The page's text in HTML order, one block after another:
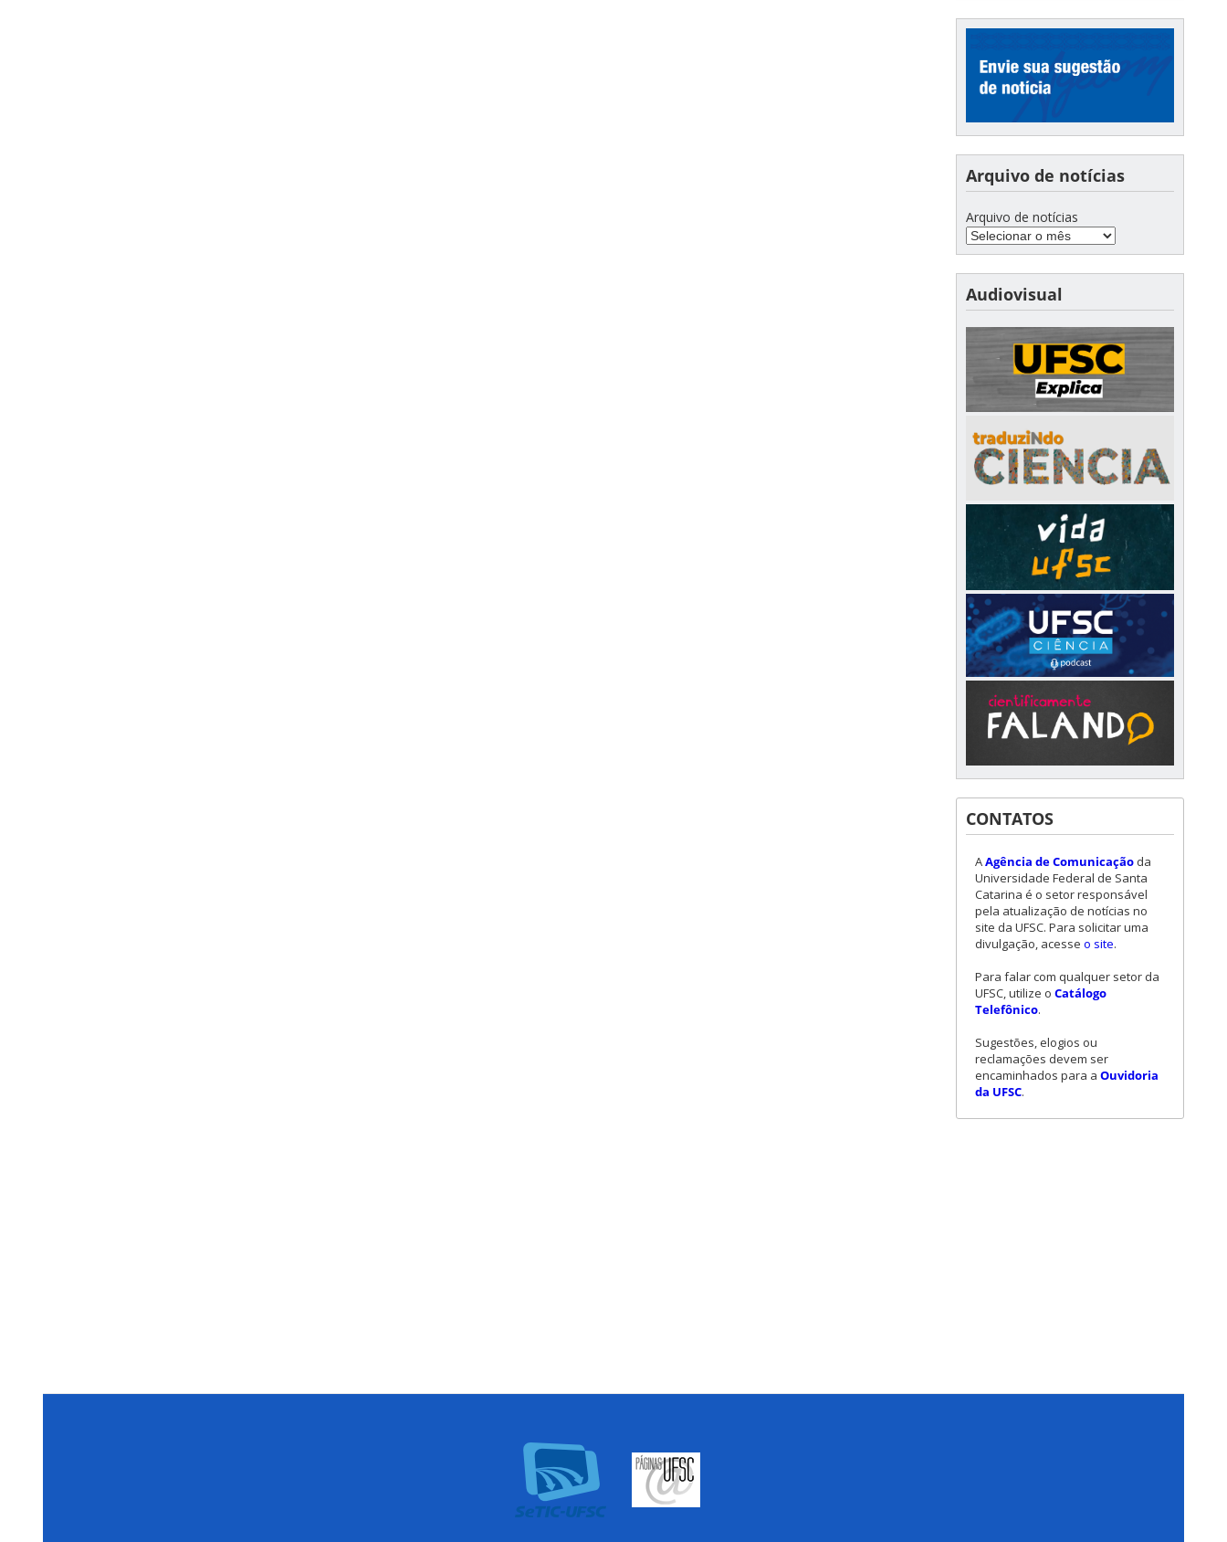
Arquivo de notícias
Arquivo de notícias
Audiovisual
CONTATOS
AAgência de Comunicação da
Universidade Federal de Santa
Catarina é o setor responsável
pela atualização de notícias no
site da UFSC. Para solicitar uma
divulgação, acesse o site.
Para falar com qualquer setor da
UFSC, utilize o Catálogo
Telefônico.
Sugestões, elogios ou
reclamações devem ser
encaminhados para a Ouvidoria
da UFSC.